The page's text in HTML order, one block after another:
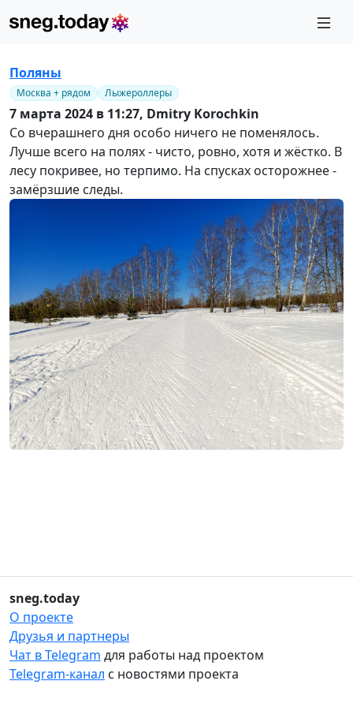
Поляны
Москва + рядом Лыжероллеры
7 марта 2024 в 11:27, Dmitry Korochkin
Со вчерашнего дня особо ничего не поменялось.
Лучше всего на полях - чисто, ровно, хотя и жёстко. В
лесу покривее, но терпимо. На спусках осторожнее -
замёрзшие следы.
sneg.today
О проекте
Друзья и партнеры
Чат в Telegram для работы над проектом
Telegram-канал с новостями проекта